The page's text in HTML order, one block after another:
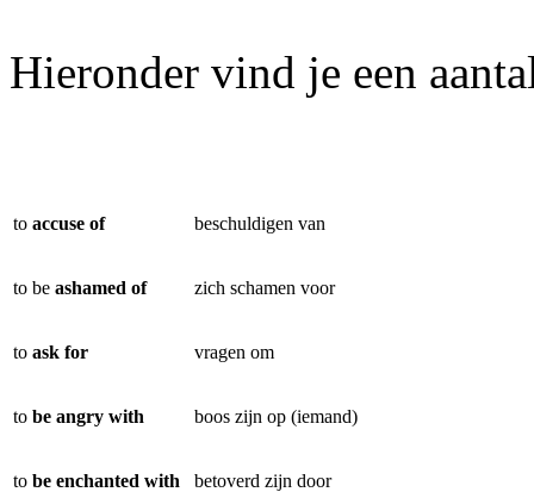
Hieronder vind je een
to accuse of beschuldigen van
to be ashamed of zich schamen voor
to ask for vragen om
to be angry with boos zijn op (iemand)
to be enchanted with betoverd zijn door